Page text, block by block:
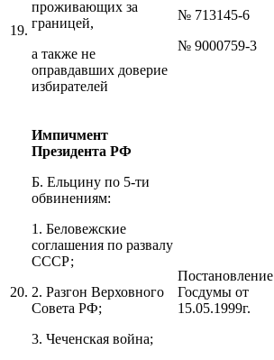
19.
проживающих за
границей,
а также не
оправдавших доверие
избирателей
№ 713145-6
№ 9000759-3
20.
Импичмент
Президента РФ
Б. Ельцину по 5-ти
обвинениям:
1. Беловежские
соглашения по развалу
СССР;
2. Разгон Верховного
Совета РФ;
3. Чеченская война;
Постановление
Госдумы от
15.05.1999г.